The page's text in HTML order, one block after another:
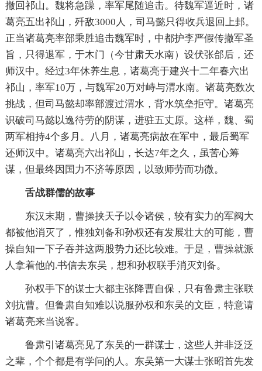
撤回祁山。魏将急躁，率军尾随追击。待魏军逼近时，诸
葛亮五出祁山，歼敌3000人，司马懿只得收兵退回上邽。
正当诸葛亮率部乘胜追击魏军时，中都护李严假传撤军圣
旨，只得退军，于木门（今甘肃天水南）设伏张郃后，还
师汉中。经过3年休养生息，诸葛亮于建兴十二年春六出
祁山，率军10万，与魏军20万对峙与渭水南。诸葛亮数次
挑战，但司马懿却率部渡过渭水，背水筑垒拒守。诸葛亮
识破司马懿以逸待劳的阴谋，进驻五丈原。这样，魏、蜀
两军相持4个多月。八月，诸葛亮病故在军中，最后蜀军
还师汉中。诸葛亮六出祁山，长达7年之久，虽苦心筹
谋，但最终因国力不济等原因，以致师劳而功微。
舌战群儒的故事
东汉末期，曹操挟天子以令诸侯，较有实力的军阀大
都被他消灭了，惟独刘备和孙权还有发展壮大的可能，曹
操自知一下子吞并这两股势力还比较难。于是，曹操就派
人拿着他的.书信去东吴，想和孙权联手消灭刘备。
孙权手下的谋士大都主张降曹自保，只有鲁肃主张联
刘抗曹。但鲁肃自知难以说服孙权和东吴的文臣，特意请
诸葛亮来当说客。
鲁肃引诸葛亮见了东吴的一群谋士，这些人并非泛泛
之辈，个个都是有学问的人。东吴第一大谋士张昭首先发